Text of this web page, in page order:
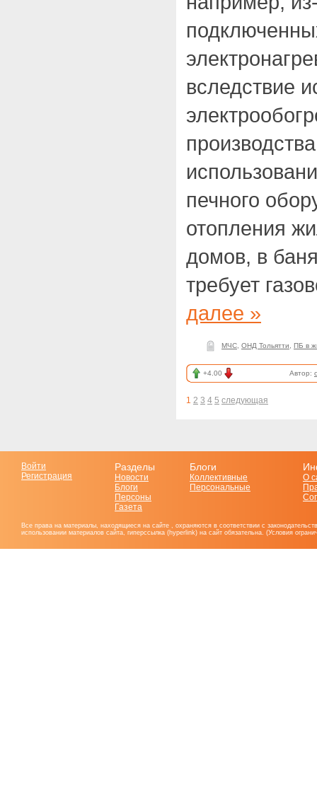
вследствие
печного
отопления
домов, в
требует
далее »
МЧС ОНД Тольятти ПБ в
+4.00 Автор:
1 2 3 4 5 следующая
Войти
Регистрация
Разделы
Новости
Блоги
Персоны
Газета
Блоги
Коллективные
Персональные
О
Все права на материалы, находящиеся на сайте , охраняются в соответствии с
использовании материалов сайта, гиперссылка (hyperlink) на сайт обязательна. (Условия